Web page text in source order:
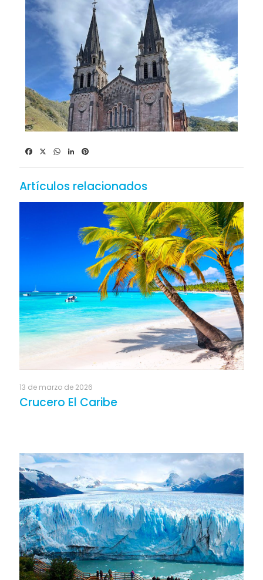
FacebookWhatsApp
LinkedIn
Artículos relacionados
13 de marzo de 2026
Crucero El Caribe